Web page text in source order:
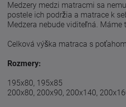
Medzery medzi matracmi sa
postele ich podržia a matrace k
Medzera nebude viditeľná. Máme
Celková výška matraca s
Rozmery:
195x80, 195x85
200x80, 200x90, 200x140,